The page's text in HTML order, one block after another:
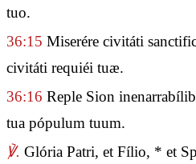
tuo.
36:15 Miserére civitáti
civitáti requiéi tuæ.
36:16 Reple Sion
tua pópulum tuum.
℣. Glória Patri, et Fílio, * et